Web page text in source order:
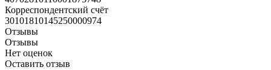
Корреспондентский счёт
30101810145250000974
Отзывы
Отзывы
Нет оценок
Оставить отзыв